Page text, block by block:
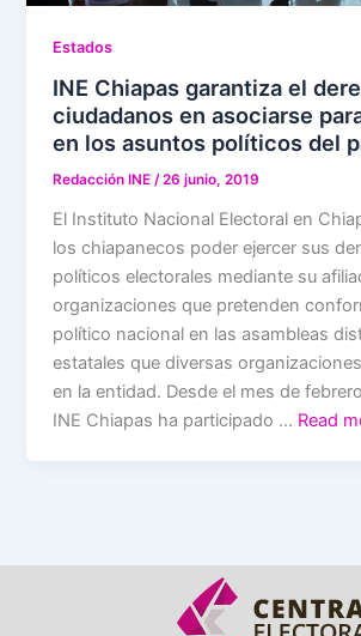
Estados
INE Chiapas garantiza el
ciudadanos en asociarse
en los asuntos políticos del
Redacción INE/26 junio, 2019
El Instituto Nacional Electoral en
los chiapanecos poder ejercer sus
políticos electorales mediante su
organizaciones que pretenden
político nacional en las asambleas
estatales que diversas
en la entidad. Desde el mes de
INE Chiapas ha participado … Read